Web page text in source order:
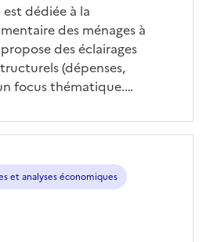
dédiée à la
des ménages à
des éclairages
(dépenses,
focus thématique.…
et analyses économiques